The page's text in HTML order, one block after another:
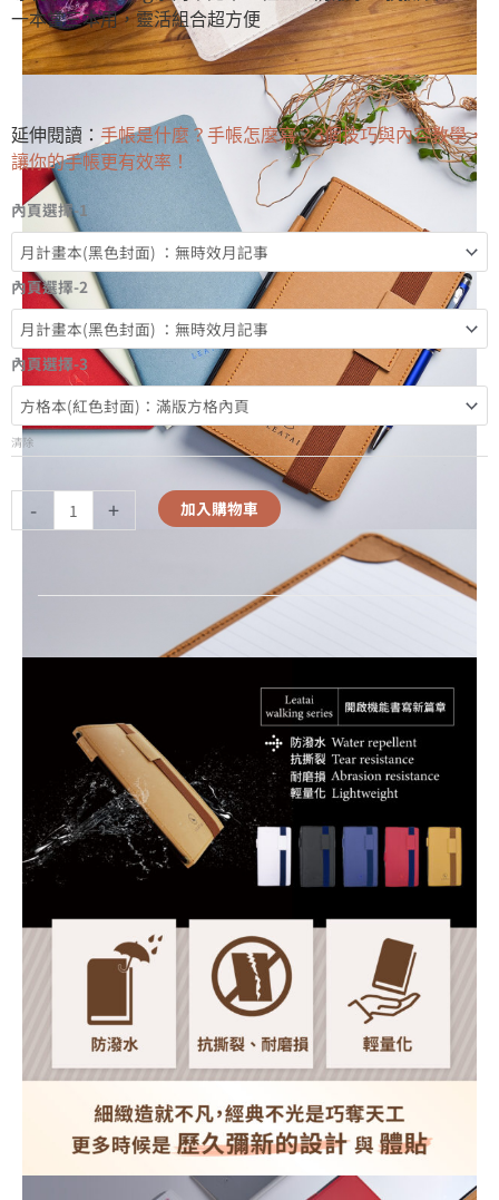
一本當三本用，靈活組合超方便
延伸閱讀： 手帳是什麼？手帳怎麼寫？3個技巧與內容教學，
讓你的手帳更有效率！
內頁選擇-1
內頁選擇-2
內頁選擇-3
清除
- + 加入購物車